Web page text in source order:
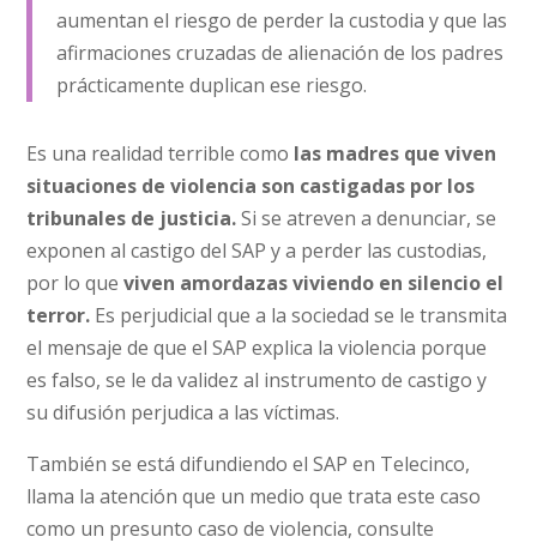
aumentan el riesgo de perder la custodia y que las
afirmaciones cruzadas de alienación de los padres
prácticamente duplican ese riesgo.
Es una realidad terrible como las madres que viven
situaciones de violencia son castigadas por los
tribunales de justicia.Si se atreven a denunciar, se
exponen al castigo del SAP y a perder las custodias,
por lo que viven amordazas viviendo en silencio el
terror. Es perjudicial que a la sociedad se le transmita
el mensaje de que el SAP explica la violencia porque
es falso, se le da validez al instrumento de castigo y
su difusión perjudica a las víctimas.
También se está difundiendo el SAP en Telecinco,
llama la atención que un medio que trata este caso
como un presunto caso de violencia, consulte